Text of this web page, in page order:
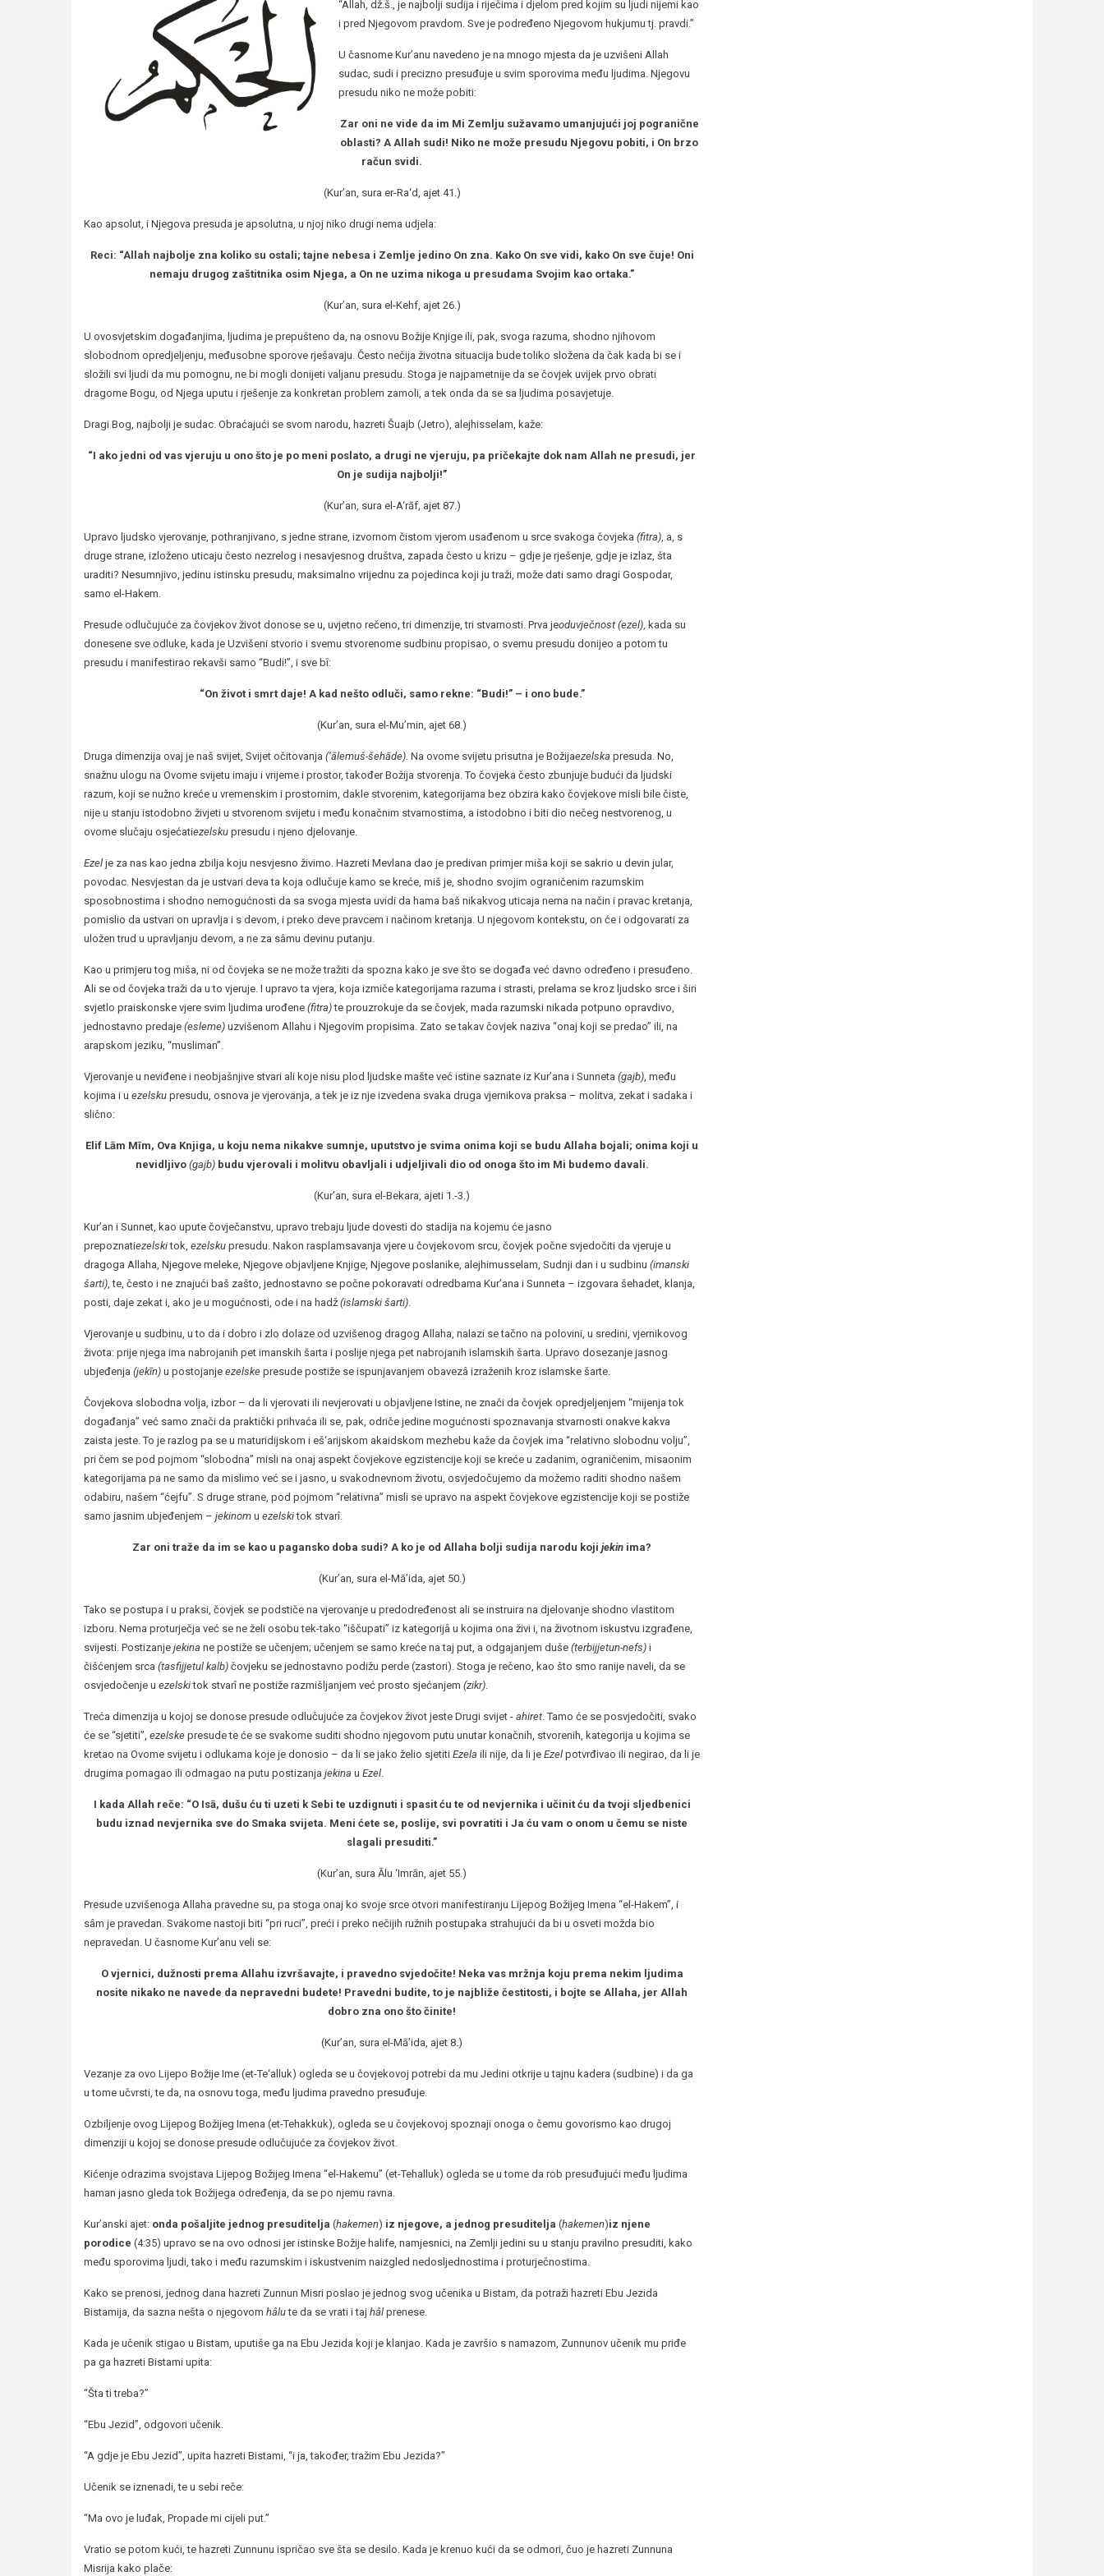
“Allah, dž.š., je najbolji sudija i riječima i djelom pred kojim su ljudi nijemi kao
i pred Njegovom pravdom. Sve je podređeno Njegovom hukjumu tj. pravdi.”
U časnome Kur’anu navedeno je na mnogo mjesta da je uzvišeni Allah
sudac, sudi i precizno presuđuje u svim sporovima među ljudima. Njegovu
presudu niko ne može pobiti:
Zar oni ne vide da im Mi Zemlju sužavamo umanjujući joj pogranične
oblasti? A Allah sudi! Niko ne može presudu Njegovu pobiti, i On brzo
račun svidi.
(Kur’an, sura er-Ra‘d, ajet 41.)
Kao apsolut, i Njegova presuda je apsolutna, u njoj niko drugi nema udjela:
Reci: “Allah najbolje zna koliko su ostali; tajne nebesa i Zemlje jedino On zna. Kako On sve vidi, kako On sve čuje! Oni
nemaju drugog zaštitnika osim Njega, a On ne uzima nikoga u presudama Svojim kao ortaka.”
(Kur’an, sura el-Kehf, ajet 26.)
U ovosvjetskim događanjima, ljudima je prepušteno da, na osnovu Božije Knjige ili, pak, svoga razuma, shodno njihovom
slobodnom opredjeljenju, međusobne sporove rješavaju. Često nečija životna situacija bude toliko složena da čak kada bi se i
složili svi ljudi da mu pomognu, ne bi mogli donijeti valjanu presudu. Stoga je najpametnije da se čovjek uvijek prvo obrati
dragome Bogu, od Njega uputu i rješenje za konkretan problem zamoli, a tek onda da se sa ljudima posavjetuje.
Dragi Bog, najbolji je sudac. Obraćajući se svom narodu, hazreti Šuajb (Jetro), alejhisselam, kaže:
“I ako jedni od vas vjeruju u ono što je po meni poslato, a drugi ne vjeruju, pa pričekajte dok nam Allah ne presudi, jer
On je sudija najbolji!”
(Kur’an, sura el-A‘rāf, ajet 87.)
Upravo ljudsko vjerovanje, pothranjivano, s jedne strane, izvornom čistom vjerom usađenom u srce svakoga čovjeka (fitra), a, s
druge strane, izloženo uticaju često nezrelog i nesavjesnog društva, zapada često u krizu – gdje je rješenje, gdje je izlaz, šta
uraditi? Nesumnjivo, jedinu istinsku presudu, maksimalno vrijednu za pojedinca koji ju traži, može dati samo dragi Gospodar,
samo el-Hakem.
Presude odlučujuće za čovjekov život donose se u, uvjetno rečeno, tri dimenzije, tri stvarnosti. Prva jeoduvječnost (ezel), kada su
donesene sve odluke, kada je Uzvišeni stvorio i svemu stvorenome sudbinu propisao, o svemu presudu donijeo a potom tu
presudu i manifestirao rekavši samo “Budi!”, i sve bî:
“On život i smrt daje! A kad nešto odluči, samo rekne: “Budi!” – i ono bude.”
(Kur’an, sura el-Mu’min, ajet 68.)
Druga dimenzija ovaj je naš svijet, Svijet očitovanja (‘ālemuš-šehāde). Na ovome svijetu prisutna je Božijaezelska presuda. No,
snažnu ulogu na Ovome svijetu imaju i vrijeme i prostor, također Božija stvorenja. To čovjeka često zbunjuje budući da ljudski
razum, koji se nužno kreće u vremenskim i prostornim, dakle stvorenim, kategorijama bez obzira kako čovjekove misli bile čiste,
nije u stanju istodobno živjeti u stvorenom svijetu i među konačnim stvarnostima, a istodobno i biti dio nečeg nestvorenog, u
ovome slučaju osjećatiezelsku presudu i njeno djelovanje.
Ezel je za nas kao jedna zbilja koju nesvjesno živimo. Hazreti Mevlana dao je predivan primjer miša koji se sakrio u devin jular,
povodac. Nesvjestan da je ustvari deva ta koja odlučuje kamo se kreće, miš je, shodno svojim ograničenim razumskim
sposobnostima i shodno nemogućnosti da sa svoga mjesta uvidi da hama baš nikakvog uticaja nema na način i pravac kretanja,
pomislio da ustvari on upravlja i s devom, i preko deve pravcem i načinom kretanja. U njegovom kontekstu, on će i odgovarati za
uložen trud u upravljanju devom, a ne za sâmu devinu putanju.
Kao u primjeru tog miša, ni od čovjeka se ne može tražiti da spozna kako je sve što se događa već davno određeno i presuđeno.
Ali se od čovjeka traži da u to vjeruje. I upravo ta vjera, koja izmiče kategorijama razuma i strasti, prelama se kroz ljudsko srce i širi
svjetlo praiskonske vjere svim ljudima urođene (fitra)te prouzrokuje da se čovjek, mada razumski nikada potpuno opravdivo,
jednostavno predaje (esleme) uzvišenom Allahu i Njegovim propisima. Zato se takav čovjek naziva “onaj koji se predao” ili, na
arapskom jeziku, “musliman”.
Vjerovanje u neviđene i neobjašnjive stvari ali koje nisu plod ljudske mašte već istine saznate iz Kur’ana i Sunneta (gajb), među
kojima i u ezelsku presudu, osnova je vjerovanja, a tek je iz nje izvedena svaka druga vjernikova praksa – molitva, zekat i sadaka i
slično:
Elif Lām Mīm, Ova Knjiga, u koju nema nikakve sumnje, uputstvo je svima onima koji se budu Allaha bojali; onima koji u
nevidljivo (gajb)budu vjerovali i molitvu obavljali i udjeljivali dio od onoga što im Mi budemo davali.
(Kur’an, sura el-Bekara, ajeti 1.-3.)
Kur’an i Sunnet, kao upute čovječanstvu, upravo trebaju ljude dovesti do stadija na kojemu će jasno
prepoznatiezelskitok, ezelsku presudu. Nakon rasplamsavanja vjere u čovjekovom srcu, čovjek počne svjedočiti da vjeruje u
dragoga Allaha, Njegove meleke, Njegove objavljene Knjige, Njegove poslanike, alejhimusselam, Sudnji dan i u sudbinu (imanski
šarti), te, često i ne znajući baš zašto, jednostavno se počne pokoravati odredbama Kur’ana i Sunneta – izgovara šehadet, klanja,
posti, daje zekat i, ako je u mogućnosti, ode i na hadž (islamski šarti).
Vjerovanje u sudbinu, u to da i dobro i zlo dolaze od uzvišenog dragog Allaha, nalazi se tačno na polovini, u sredini, vjernikovog
života: prije njega ima nabrojanih pet imanskih šarta i poslije njega pet nabrojanih islamskih šarta. Upravo dosezanje jasnog
ubjeđenja (jekīn) u postojanje ezelske presude postiže se ispunjavanjem obavezâ izraženih kroz islamske šarte.
Čovjekova slobodna volja, izbor – da li vjerovati ili nevjerovati u objavljene Istine, ne znači da čovjek opredjeljenjem “mijenja tok
događanja” već samo znači da praktički prihvaća ili se, pak, odriče jedine mogućnosti spoznavanja stvarnosti onakve kakva
zaista jeste. To je razlog pa se u maturidijskom i eš‘arijskom akaidskom mezhebu kaže da čovjek ima “relativno slobodnu volju”,
pri čem se pod pojmom “slobodna” misli na onaj aspekt čovjekove egzistencije koji se kreće u zadanim, ograničenim, misaonim
kategorijama pa ne samo da mislimo već se i jasno, u svakodnevnom životu, osvjedočujemo da možemo raditi shodno našem
odabiru, našem “ćejfu”. S druge strane, pod pojmom “relativna” misli se upravo na aspekt čovjekove egzistencije koji se postiže
samo jasnim ubjeđenjem – jekinom u ezelskitok stvarî.
Zar oni traže da im se kao u pagansko doba sudi? A ko je od Allaha bolji sudija narodu koji jekin ima?
(Kur’an, sura el-Mā’ida, ajet 50.)
Tako se postupa i u praksi, čovjek se podstiče na vjerovanje u predodređenost ali se instruira na djelovanje shodno vlastitom
izboru. Nema proturječja već se ne želi osobu tek-tako “iščupati” iz kategorijâ u kojima ona živi i, na životnom iskustvu izgrađene,
svijesti. Postizanje jekina ne postiže se učenjem; učenjem se samo kreće na taj put, a odgajanjem duše (terbijjetun-nefs) i
čišćenjem srca (tasfijjetul kalb) čovjeku se jednostavno podižu perde (zastori). Stoga je rečeno, kao što smo ranije naveli, da se
osvjedočenje u ezelskitok stvarî ne postiže razmišljanjem već prosto sjećanjem (zikr).
Treća dimenzija u kojoj se donose presude odlučujuće za čovjekov život jeste Drugi svijet - ahiret. Tamo će se posvjedočiti, svako
će se “sjetiti”, ezelske presude te će se svakome suditi shodno njegovom putu unutar konačnih, stvorenih, kategorija u kojima se
kretao na Ovome svijetu i odlukama koje je donosio – da li se jako želio sjetiti Ezela ili nije, da li je Ezel potvrđivao ili negirao, da li je
drugima pomagao ili odmagao na putu postizanja jekina u Ezel.
I kada Allah reče: “O Isā, dušu ću ti uzeti k Sebi te uzdignuti i spasit ću te od nevjernika i učinit ću da tvoji sljedbenici
budu iznad nevjernika sve do Smaka svijeta. Meni ćete se, poslije, svi povratiti i Ja ću vam o onom u čemu se niste
slagali presuditi.”
(Kur’an, sura Ālu ‘Imrān, ajet 55.)
Presude uzvišenoga Allaha pravedne su, pa stoga onaj ko svoje srce otvori manifestiranju Lijepog Božijeg Imena “el-Hakem”, i
sâm je pravedan. Svakome nastoji biti “pri ruci”, preći i preko nečijih ružnih postupaka strahujući da bi u osveti možda bio
nepravedan. U časnome Kur’anu veli se:
O vjernici, dužnosti prema Allahu izvršavajte, i pravedno svjedočite! Neka vas mržnja koju prema nekim ljudima
nosite nikako ne navede da nepravedni budete! Pravedni budite, to je najbliže čestitosti, i bojte se Allaha, jer Allah
dobro zna ono što činite!
(Kur’an, sura el-Mā’ida, ajet 8.)
Vezanje za ovo Lijepo Božije Ime (et-Te‘alluk) ogleda se u čovjekovoj potrebi da mu Jedini otkrije u tajnu kadera (sudbine) i da ga
u tome učvrsti, te da, na osnovu toga, među ljudima pravedno presuđuje.
Ozbiljenje ovog Lijepog Božijeg Imena (et-Tehakkuk), ogleda se u čovjekovoj spoznaji onoga o čemu govorismo kao drugoj
dimenziji u kojoj se donose presude odlučujuće za čovjekov život.
Kićenje odrazima svojstava Lijepog Božijeg Imena “el-Hakemu” (et-Tehalluk) ogleda se u tome da rob presuđujući među ljudima
haman jasno gleda tok Božijega određenja, da se po njemu ravna.
Kur’anski ajet: onda pošaljite jednog presuditelja (hakemen) iz njegove, a jednog presuditelja (hakemen)iz njene
porodice (4:35) upravo se na ovo odnosi jer istinske Božije halife, namjesnici, na Zemlji jedini su u stanju pravilno presuditi, kako
među sporovima ljudi, tako i među razumskim i iskustvenim naizgled nedosljednostima i proturječnostima.
Kako se prenosi, jednog dana hazreti Zunnun Misri poslao je jednog svog učenika u Bistam, da potraži hazreti Ebu Jezida
Bistamija, da sazna nešta o njegovom hâlute da se vrati i taj hâl prenese.
Kada je učenik stigao u Bistam, uputiše ga na Ebu Jezida koji je klanjao. Kada je završio s namazom, Zunnunov učenik mu priđe
pa ga hazreti Bistami upita:
“Šta ti treba?”
“Ebu Jezid”, odgovori učenik.
“A gdje je Ebu Jezid”, upita hazreti Bistami, “i ja, također, tražim Ebu Jezida?”
Učenik se iznenadi, te u sebi reče:
“Ma ovo je luđak, Propade mi cijeli put.”
Vratio se potom kući, te hazreti Zunnunu ispričao sve šta se desilo. Kada je krenuo kući da se odmori, čuo je hazreti Zunnuna
Misrija kako plače: